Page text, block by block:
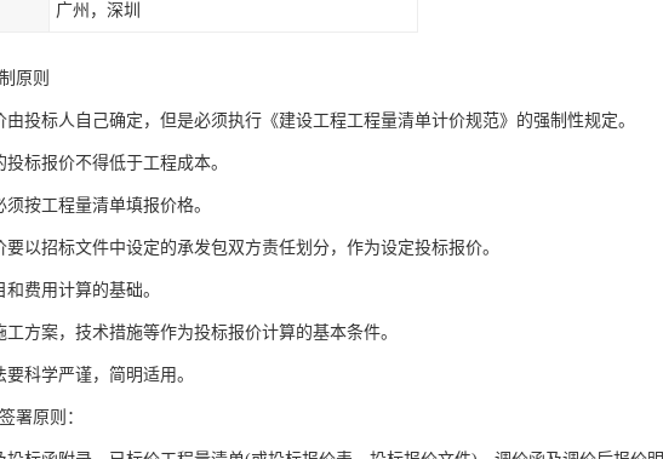
广州，深圳
原则
由投标人自己确定，但是必须执行《建设工程工程量清单计价规范》的强制性规定。
投标报价不得低于工程成本。
须按工程量清单填报价格。
要以招标文件中设定的承发包双方责任划分，作为设定投标报价。
费用计算的基础。
工方案，技术措施等作为投标报价计算的基本条件。
要科学严谨，简明适用。
署原则：